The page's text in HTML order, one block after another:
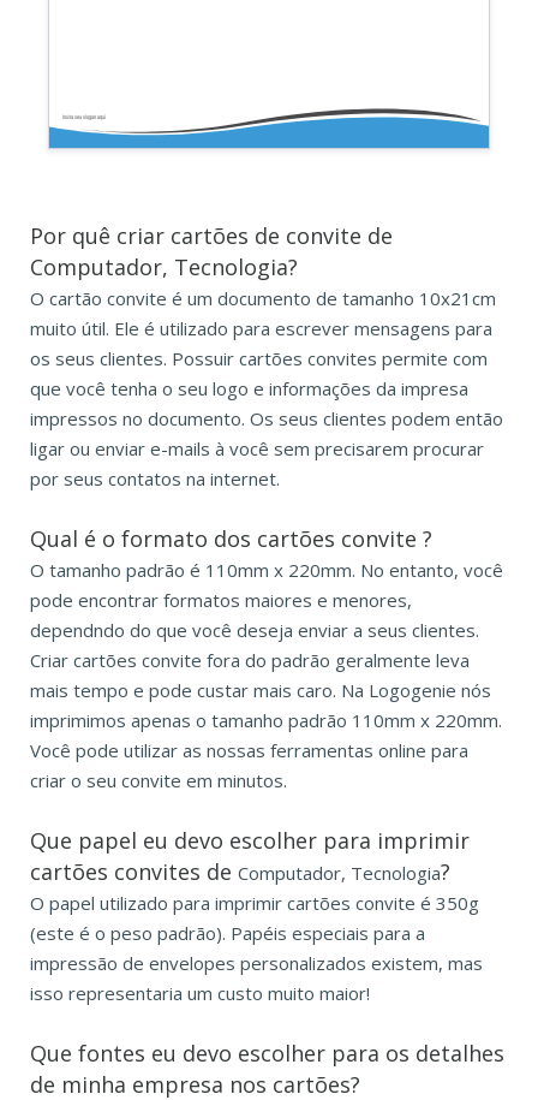
Insira seu slogan aqui
Por quê criar cartões de convite de
Computador, Tecnologia?
O cartão convite é um documento de tamanho 10x21cm
muito útil. Ele é utilizado para escrever mensagens para
os seus clientes. Possuir cartões convites permite com
que você tenha o seu logo e informações da impresa
impressos no documento. Os seus clientes podem então
ligar ou enviar e-mails à você sem precisarem procurar
por seus contatos na internet.
Qual é o formato dos cartões convite ?
O tamanho padrão é 110mm x 220mm. No entanto, você
pode encontrar formatos maiores e menores,
dependndo do que você deseja enviar a seus clientes.
Criar cartões convite fora do padrão geralmente leva
mais tempo e pode custar mais caro. Na Logogenie nós
imprimimos apenas o tamanho padrão 110mm x 220mm.
Você pode utilizar as nossas ferramentas online para
criar o seu convite em minutos.
Que papel eu devo escolher para imprimir
cartões convites de Computador, Tecnologia?
O papel utilizado para imprimir cartões convite é 350g
(este é o peso padrão). Papéis especiais para a
impressão de envelopes personalizados existem, mas
isso representaria um custo muito maior!
Que fontes eu devo escolher para os detalhes
de minha empresa nos cartões?